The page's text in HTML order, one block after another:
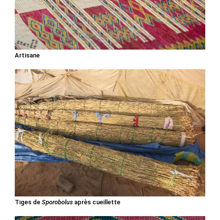
Artisane
Tiges de Sporobolus après cueillette